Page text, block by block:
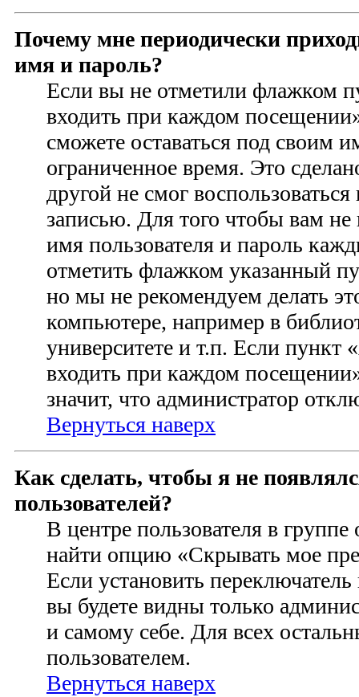
Почему мне периодически
имя и пароль?
Если вы не отметили флажком
входить при каждом
сможете оставаться под своим
ограниченное время. Это
другой не смог
записью. Для того чтобы вам не
имя пользователя и пароль
отметить флажком указанный
но мы не рекомендуем делать
компьютере, например в
университете и т.п. Если пункт
входить при каждом посещении»
значит, что администратор
Вернуться наверх
Как сделать, чтобы я не
пользователей?
В центре пользователя в
найти опцию «Скрывать мое
Если установить
вы будете видны только
и самому себе. Для всех
пользователем.
Вернуться наверх